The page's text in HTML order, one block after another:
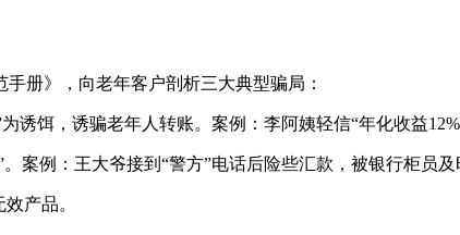
册》，向老年客户剖析三大典型骗局：
诱饵，诱骗老年人转账。案例：李阿姨轻信“年化收益
案例：王大爷接到“警方”电话后险些汇款，被银行柜员及
效产品。